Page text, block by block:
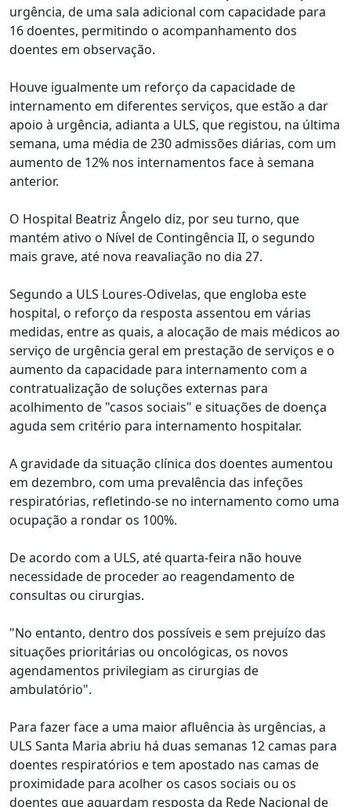
urgência, de uma sala adicional com capacidade para
16 doentes, permitindo o acompanhamento dos
doentes em observação.
Houve igualmente um reforço da capacidade de
internamento em diferentes serviços, que estão a dar
apoio à urgência, adianta a ULS, que registou, na última
semana, uma média de 230 admissões diárias, com um
aumento de 12% nos internamentos face à semana
anterior.
O Hospital Beatriz Ângelo diz, por seu turno, que
mantém ativo o Nível de Contingência II, o segundo
mais grave, até nova reavaliação no dia 27.
Segundo a ULS Loures-Odivelas, que engloba este
hospital, o reforço da resposta assentou em várias
medidas, entre as quais, a alocação de mais médicos ao
serviço de urgência geral em prestação de serviços e o
aumento da capacidade para internamento com a
contratualização de soluções externas para
acolhimento de "casos sociais" e situações de doença
aguda sem critério para internamento hospitalar.
A gravidade da situação clínica dos doentes aumentou
em dezembro, com uma prevalência das infeções
respiratórias, refletindo-se no internamento como uma
ocupação a rondar os 100%.
De acordo com a ULS, até quarta-feira não houve
necessidade de proceder ao reagendamento de
consultas ou cirurgias.
"No entanto, dentro dos possíveis e sem prejuízo das
situações prioritárias ou oncológicas, os novos
agendamentos privilegiam as cirurgias de
ambulatório".
Para fazer face a uma maior afluência às urgências, a
ULS Santa Maria abriu há duas semanas 12 camas para
doentes respiratórios e tem apostado nas camas de
proximidade para acolher os casos sociais ou os
doentes que aguardam resposta da Rede Nacional de